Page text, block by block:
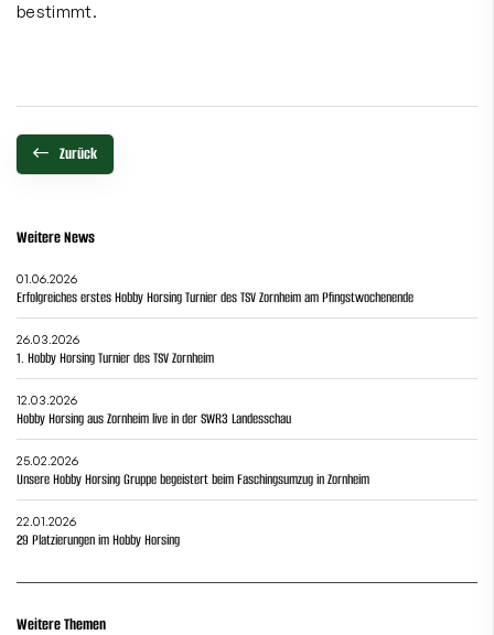
bestimmt.
Zurück
Weitere News
01.06.2026
Erfolgreiches erstes Hobby Horsing Turnier des TSV Zornheim am Pfingstwochenende
26.03.2026
1. Hobby Horsing Turnier des TSV Zornheim
12.03.2026
Hobby Horsing aus Zornheim live in der SWR3 Landesschau
25.02.2026
Unsere Hobby Horsing Gruppe begeistert beim Faschingsumzug in Zornheim
22.01.2026
29 Platzierungen im Hobby Horsing
Weitere Themen